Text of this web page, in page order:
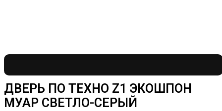
ДВЕРЬ ПО ТЕХНО Z1 ЭКОШПОН
МУАР СВЕТЛО-СЕРЫЙ